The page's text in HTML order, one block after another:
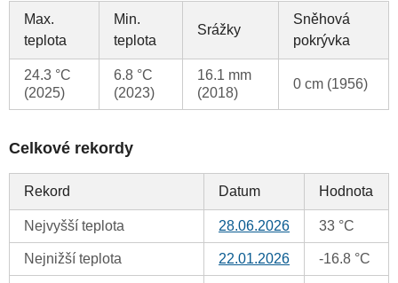
Max.
teplota
Min.
teplota
Srážky
Sněhová
pokrývka
24.3 °C
(2025)
6.8 °C
(2023)
16.1 mm
(2018)
0 cm (1956)
Celkové rekordy
Rekord Datum Hodnota
Nejvyšší teplota 28.06.2026 33 °C
Nejnižší teplota 22.01.2026 -16.8 °C